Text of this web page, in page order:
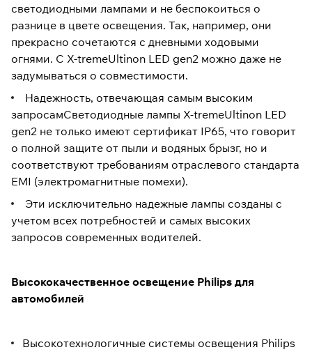
светодиодными лампами и не беспокоиться о
разнице в цвете освещения. Так, например, они
прекрасно сочетаются с дневными ходовыми
огнями. С X-tremeUltinon LED gen2 можно даже не
задумываться о совместимости.
Надежность, отвечающая самым высоким
запросамСветодиодные лампы X-tremeUltinon LED
gen2 не только имеют сертификат IP65, что говорит
о полной защите от пыли и водяных брызг, но и
соответствуют требованиям отраслевого стандарта
EMI (электромагнитные помехи).
Эти исключительно надежные лампы созданы с
учетом всех потребностей и самых высоких
запросов современных водителей.
Высококачественное освещение Philips для
автомобилей
Высокотехнологичные системы освещения Philips